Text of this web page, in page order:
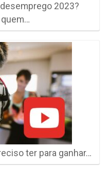
2023?
ter para ganhar…